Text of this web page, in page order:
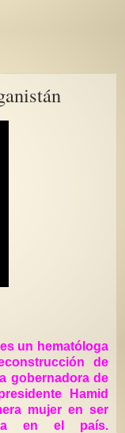
un hematóloga
de
gobernadora de
Hamid
mujer en ser
en el país.